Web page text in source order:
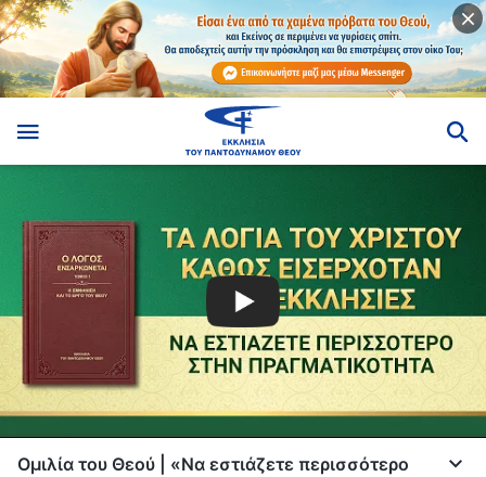
Ομιλία του Θεού | «Να εστιάζετε περισσότερο